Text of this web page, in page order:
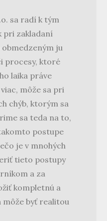
sa radí k tým
pri zakladaní
ju
procesy, ktoré
laika práve
môže sa pri
chýb, ktorým sa
sa teda na to,
postupe
je v mnohých
tieto postupy
a za
kompletnú a
byť realitou